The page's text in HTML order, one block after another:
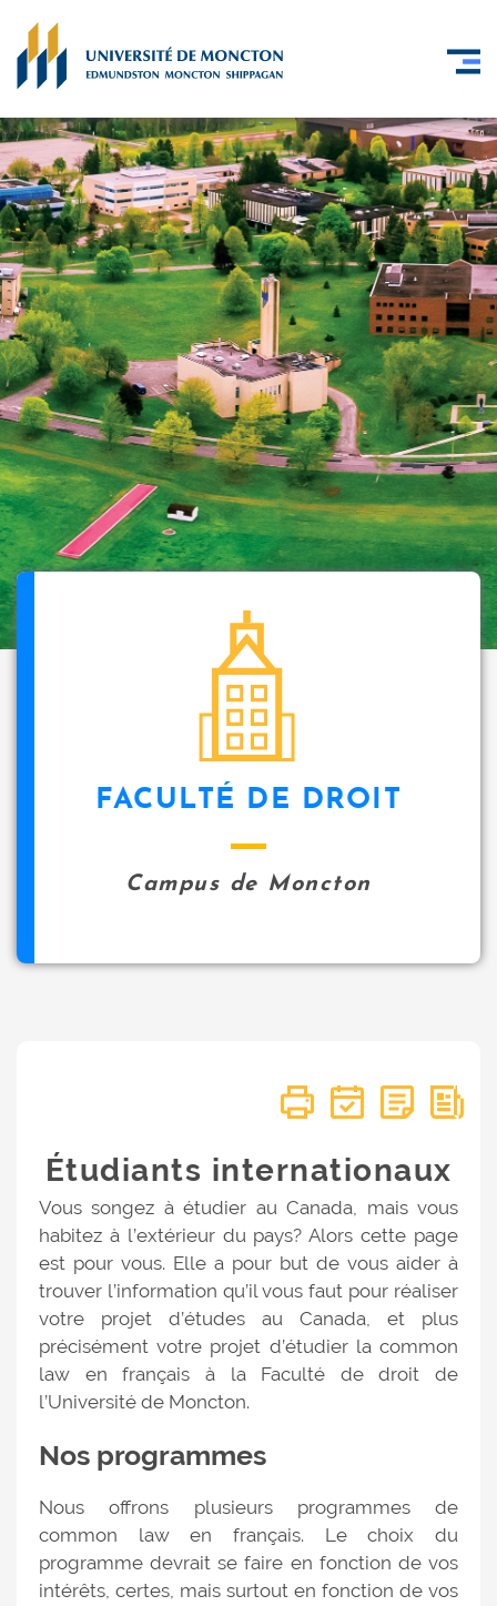
FACULTÉ DE DROIT
Campus de Moncton
Étudiants internationaux
Vous songez à étudier au Canada, mais vous
habitez à l’extérieur du pays? Alors cette page
est pour vous. Elle a pour but de vous aider à
trouver l’information qu’il vous faut pour réaliser
votre projet d’études au Canada, et plus
précisément votre projet d’étudier la common
law en français à la Faculté de droit de
l’Université de Moncton.
Nos programmes
Nous offrons plusieurs programmes de
common law en français. Le choix du
programme devrait se faire en fonction de vos
intérêts, certes, mais surtout en fonction de vos